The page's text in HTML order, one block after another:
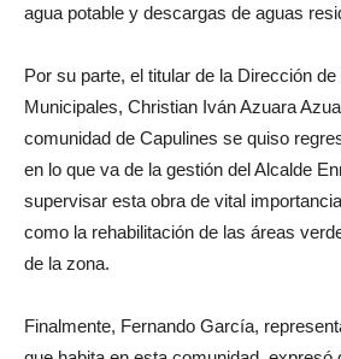
agua potable y descargas de aguas
Por su parte, el titular de la Dirección
Municipales, Christian Iván Azuara
comunidad de Capulines se quiso
en lo que va de la gestión del Alcalde
supervisar esta obra de vital
como la rehabilitación de las áreas
de la zona.
Finalmente, Fernando García,